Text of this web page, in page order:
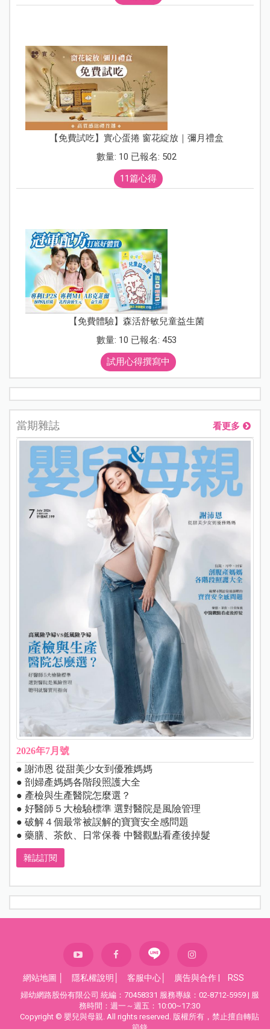
【免費試吃】實心蛋捲 窗花綻放｜彌月禮盒
數量: 10 已報名: 502
11篇心得
【免費體驗】森活舒敏兒童益生菌
數量: 10 已報名: 453
試用心得撰寫中
當期雜誌 看更多
2026年7月號
● 謝沛恩 從甜美少女到優雅媽媽
● 剖婦產媽媽各階段照護大全
● 產檢與生產醫院怎麼選？
● 好醫師５大檢驗標準 選對醫院是風險管理
● 破解４個最常被誤解的寶寶安全感問題
● 藥膳、茶飲、日常保養 中醫觀點看產後掉髮
雜誌訂閱
網站地圖 隱私權說明 客服中心 廣告與合作 RSS
婦幼網路股份有限公司 統編：70458331 服務專線：02-8712-5959 | 服
務時間：週一～週五：10:00~17:30
Copyright © 嬰兒與母親. All rights reserved. 版權所有，禁止擅自轉貼